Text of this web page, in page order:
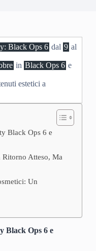
Black Ops 6 dal 9 al
in Black Ops 6 e
estetici a
Black Ops 6 e
Atteso, Ma
Un
Black Ops 6 e